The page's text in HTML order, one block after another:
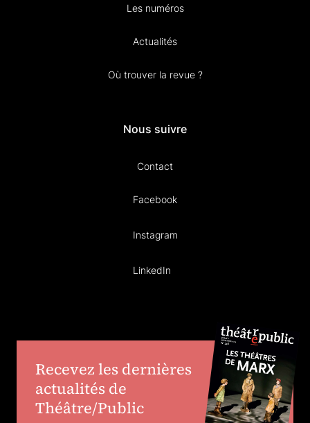
Les numéros
Actualités
Où trouver la revue ?
Nous suivre
Contact
Facebook
Instagram
LinkedIn
Recevez les dernières
actualités de
Théâtre/Public